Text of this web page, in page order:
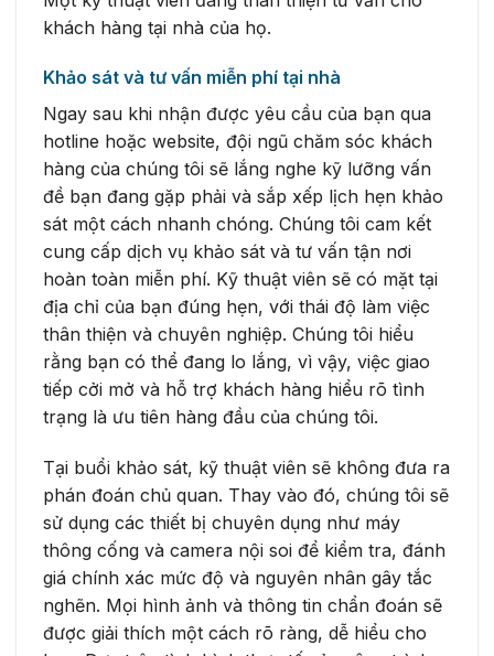
khách hàng tại nhà của họ.
Khảo sát và tư vấn miễn phí tại nhà
Ngay sau khi nhận được yêu cầu của bạn qua
hotline hoặc website, đội ngũ chăm sóc khách
hàng của chúng tôi sẽ lắng nghe kỹ lưỡng vấn
đề bạn đang gặp phải và sắp xếp lịch hẹn khảo
sát một cách nhanh chóng. Chúng tôi cam kết
cung cấp dịch vụ khảo sát và tư vấn tận nơi
hoàn toàn miễn phí. Kỹ thuật viên sẽ có mặt tại
địa chỉ của bạn đúng hẹn, với thái độ làm việc
thân thiện và chuyên nghiệp. Chúng tôi hiểu
rằng bạn có thể đang lo lắng, vì vậy, việc giao
tiếp cởi mở và hỗ trợ khách hàng hiểu rõ tình
trạng là ưu tiên hàng đầu của chúng tôi.
Tại buổi khảo sát, kỹ thuật viên sẽ không đưa ra
phán đoán chủ quan. Thay vào đó, chúng tôi sẽ
sử dụng các thiết bị chuyên dụng như máy
thông cống và camera nội soi để kiểm tra, đánh
giá chính xác mức độ và nguyên nhân gây tắc
nghẽn. Mọi hình ảnh và thông tin chẩn đoán sẽ
được giải thích một cách rõ ràng, dễ hiểu cho